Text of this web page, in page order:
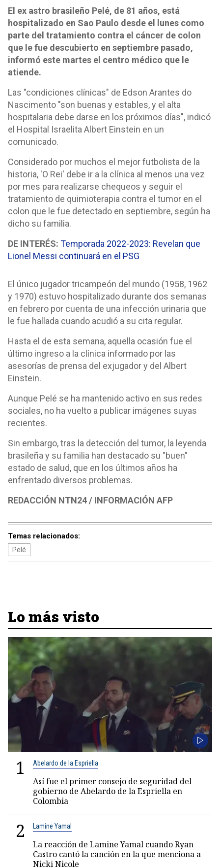
El ex astro brasileño Pelé, de 81 años, está
hospitalizado en Sao Paulo desde el lunes como
parte del tratamiento contra el cáncer de colon
que le fue descubierto en septiembre pasado,
informó este martes el centro médico que le
atiende.
Las "condiciones clínicas" de Edson Arantes do
Nascimento "son buenas y estables, y el alta
hospitalaria debe darse en los próximos días", indicó
el Hospital Israelita Albert Einstein en un
comunicado.
Considerado por muchos el mejor futbolista de la
historia, 'O Rei' debe ir a la clínica al menos una vez
por mes para realizarse chequeos y seguir el
tratamiento de quimioterapia contra el tumor en el
colon que le fue detectado en septiembre, según ha
dicho su familia.
DE INTERÉS: Temporada 2022-2023: Revelan que
Lionel Messi continuará en el PSG
El único jugador tricampeón del mundo (1958, 1962
y 1970) estuvo hospitalizado durante dos semanas
en febrero por cuenta de una infección urinaria que
le fue hallada cuando acudió a su cita regular.
Hasta el de esta semana, aquella ocasión fue el
último ingreso a la clínica informado por las
asesorías de prensa del exjugador y del Albert
Einstein.
Aunque Pelé se ha mantenido activo en sus redes
sociales, no ha vuelto a publicar imágenes suyas
recientes.
Sin embargo, tras la detección del tumor, la leyenda
brasileña y su familia han destacado su "buen"
estado de salud, que en los últimos años ha
enfrentado diversos problemas.
REDACCIÓN NTN24 / INFORMACIÓN AFP
Temas relacionados:
Pelé
Lo más visto
1 Abelardo de la Espriella
Así fue el primer consejo de seguridad del
gobierno de Abelardo de la Espriella en
Colombia
2 Lamine Yamal
La reacción de Lamine Yamal cuando Ryan
Castro cantó la canción en la que menciona a
Nicki Nicole